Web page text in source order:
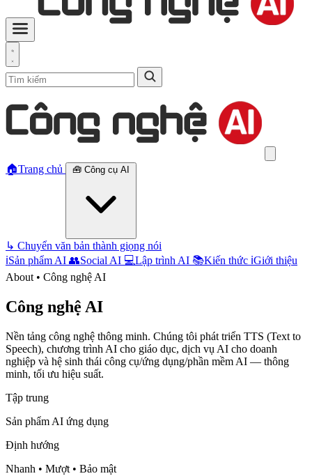
🏠Trang chủ 🧰 Công cụ AI
↳ Chuyển văn bản thành giọng nói
ℹ️Sản phẩm AI 👥Social AI 💻Lập trình AI 📚Kiến thức ℹ️Giới thiệu
About • Công nghệ AI
Công nghệ AI
Nền tảng công nghệ thông minh. Chúng tôi phát triển TTS (Text to
Speech), chương trình AI cho giáo dục, dịch vụ AI cho doanh
nghiệp và hệ sinh thái công cụ/ứng dụng/phần mềm AI — thông
minh, tối ưu hiệu suất.
Tập trung
Sản phẩm AI ứng dụng
Định hướng
Nhanh • Mượt • Bảo mật